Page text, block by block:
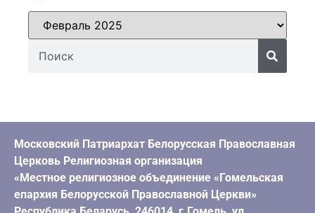
Московский Патриархат Белорусская Православная
Церковь Религиозная организация
«Местное религиозное объединение «Гомельская
епархия Белорусской Православной Церкви»